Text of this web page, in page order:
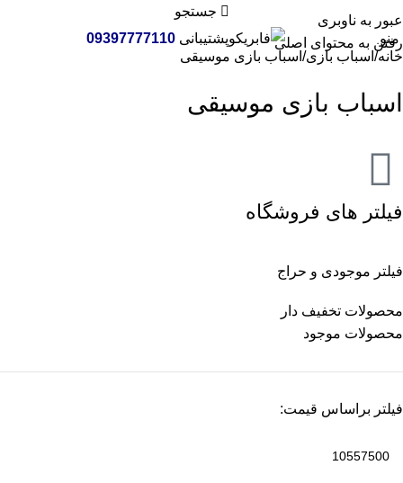
عبور به ناوبری
رفتن به محتوای اصلی
جستجو
منو
پشتیبانی09397777110
خانه اسباب بازی اسباب بازی موسیقی
اسباب بازی موسیقی
فیلتر های فروشگاه
فیلتر موجودی و حراج
محصولات تخفیف دار
محصولات موجود
فیلتر براساس قیمت: